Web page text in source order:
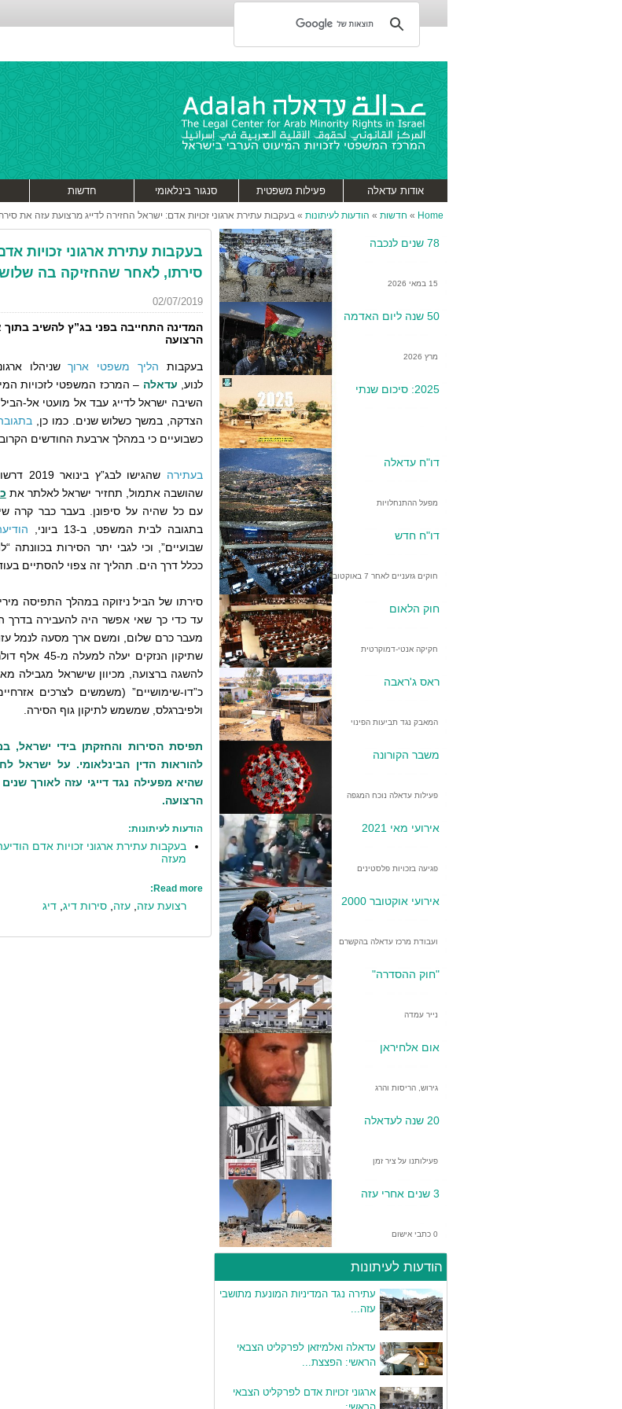
אודות עדאלה פעילות משפטית סנגור בינלאומי חדשות
Home
» חדשות » הודעות לעיתונות » בעקבות עתירת ארגוני זכויות אדם: ישראל החזירה לדייג מרצועת עזה את
78 שנים לנכבה
15 במאי 2026
50 שנה ליום האדמה
מרץ 2026
2025: סיכום שנתי
דו"ח עדאלה
מפעל ההתנחלויות
דו"ח חדש
חוקים גזעניים לאחר 7 באוקטובר
חוק הלאום
חקיקה אנטי-דמוקרטית
ראס ג'ראבה
המאבק נגד תביעות הפינוי
משבר הקורונה
פעילות עדאלה נוכח המגפה
אירועי מאי 2021
פגיעה בזכויות פלסטינים
אירועי אוקטובר 2000
ועבודת מרכז עדאלה בהקשרם
"חוק ההסדרה"
נייר עמדה
אום אלחיראן
גירוש, הריסות והרג
20 שנה לעדאלה
פעילותנו על ציר זמן
3 שנים אחרי עזה
0 כתבי אישום
הודעות לעיתונות
עתירה נגד המדיניות המונעת מתושבי
עזה...
עדאלה ואלמיזאן לפרקליט הצבאי
הראשי: הפצצת...
ארגוני זכויות אדם לפרקליט הצבאי
בעקבות עתירת ארגוני זכויות
סירתו, לאחר שהחזיקה בה
02/07/2019
הרצועה
בעקבות הליך משפטי ארוךשניהלו
לנוע, עדאלה – המרכז המשפטי לזכויות
השיבה ישראל לדייג עבד אל מועטי אל-
הצדקה, במשך כשלוש שנים. כמו כן,
כשבועיים כי במהלך ארבעת החודשים הקרובים תשיב עוד כ-65 סירות
בעתירה
שהושבה אתמול, תחזיר ישראל לאלתר את
עם כל שהיה על סיפונן. בעבר כבר קרה
בתגובה לבית המשפט, ב-13 ביוני,
שבועיים”, וכי לגבי יתר הסירות
ככלל דרך הים. תהליך זה צפוי להסתיים
סירתו של הביל ניזוקה במהלך התפיסה
עד כדי כך שאי אפשר היה להעבירה בדרך
מעבר כרם שלום, ומשם ארך מסעה לנמל
שתיקון
להשגה ברצועה, מכיוון שישראל מגבילה
כ”דו-שימושיים” (משמשים לצרכים
ולפיברגלס, שמשמש לתיקון גוף הסירה.
תפיסת הסירות והחזקתן בידי ישראל,
להוראות הדין הבינלאומי. על ישראל
שהיא מפעילה נגד דייגי עזה לאורך
הרצועה.
הודעות לעיתונות:
מעזה
Read more:
רצועת עזה עזה סירות דיג דיג